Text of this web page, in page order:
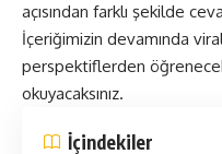
açısından farklı şekilde
İçeriğimizin devamında
perspektiflerden
okuyacaksınız.
İçindekiler